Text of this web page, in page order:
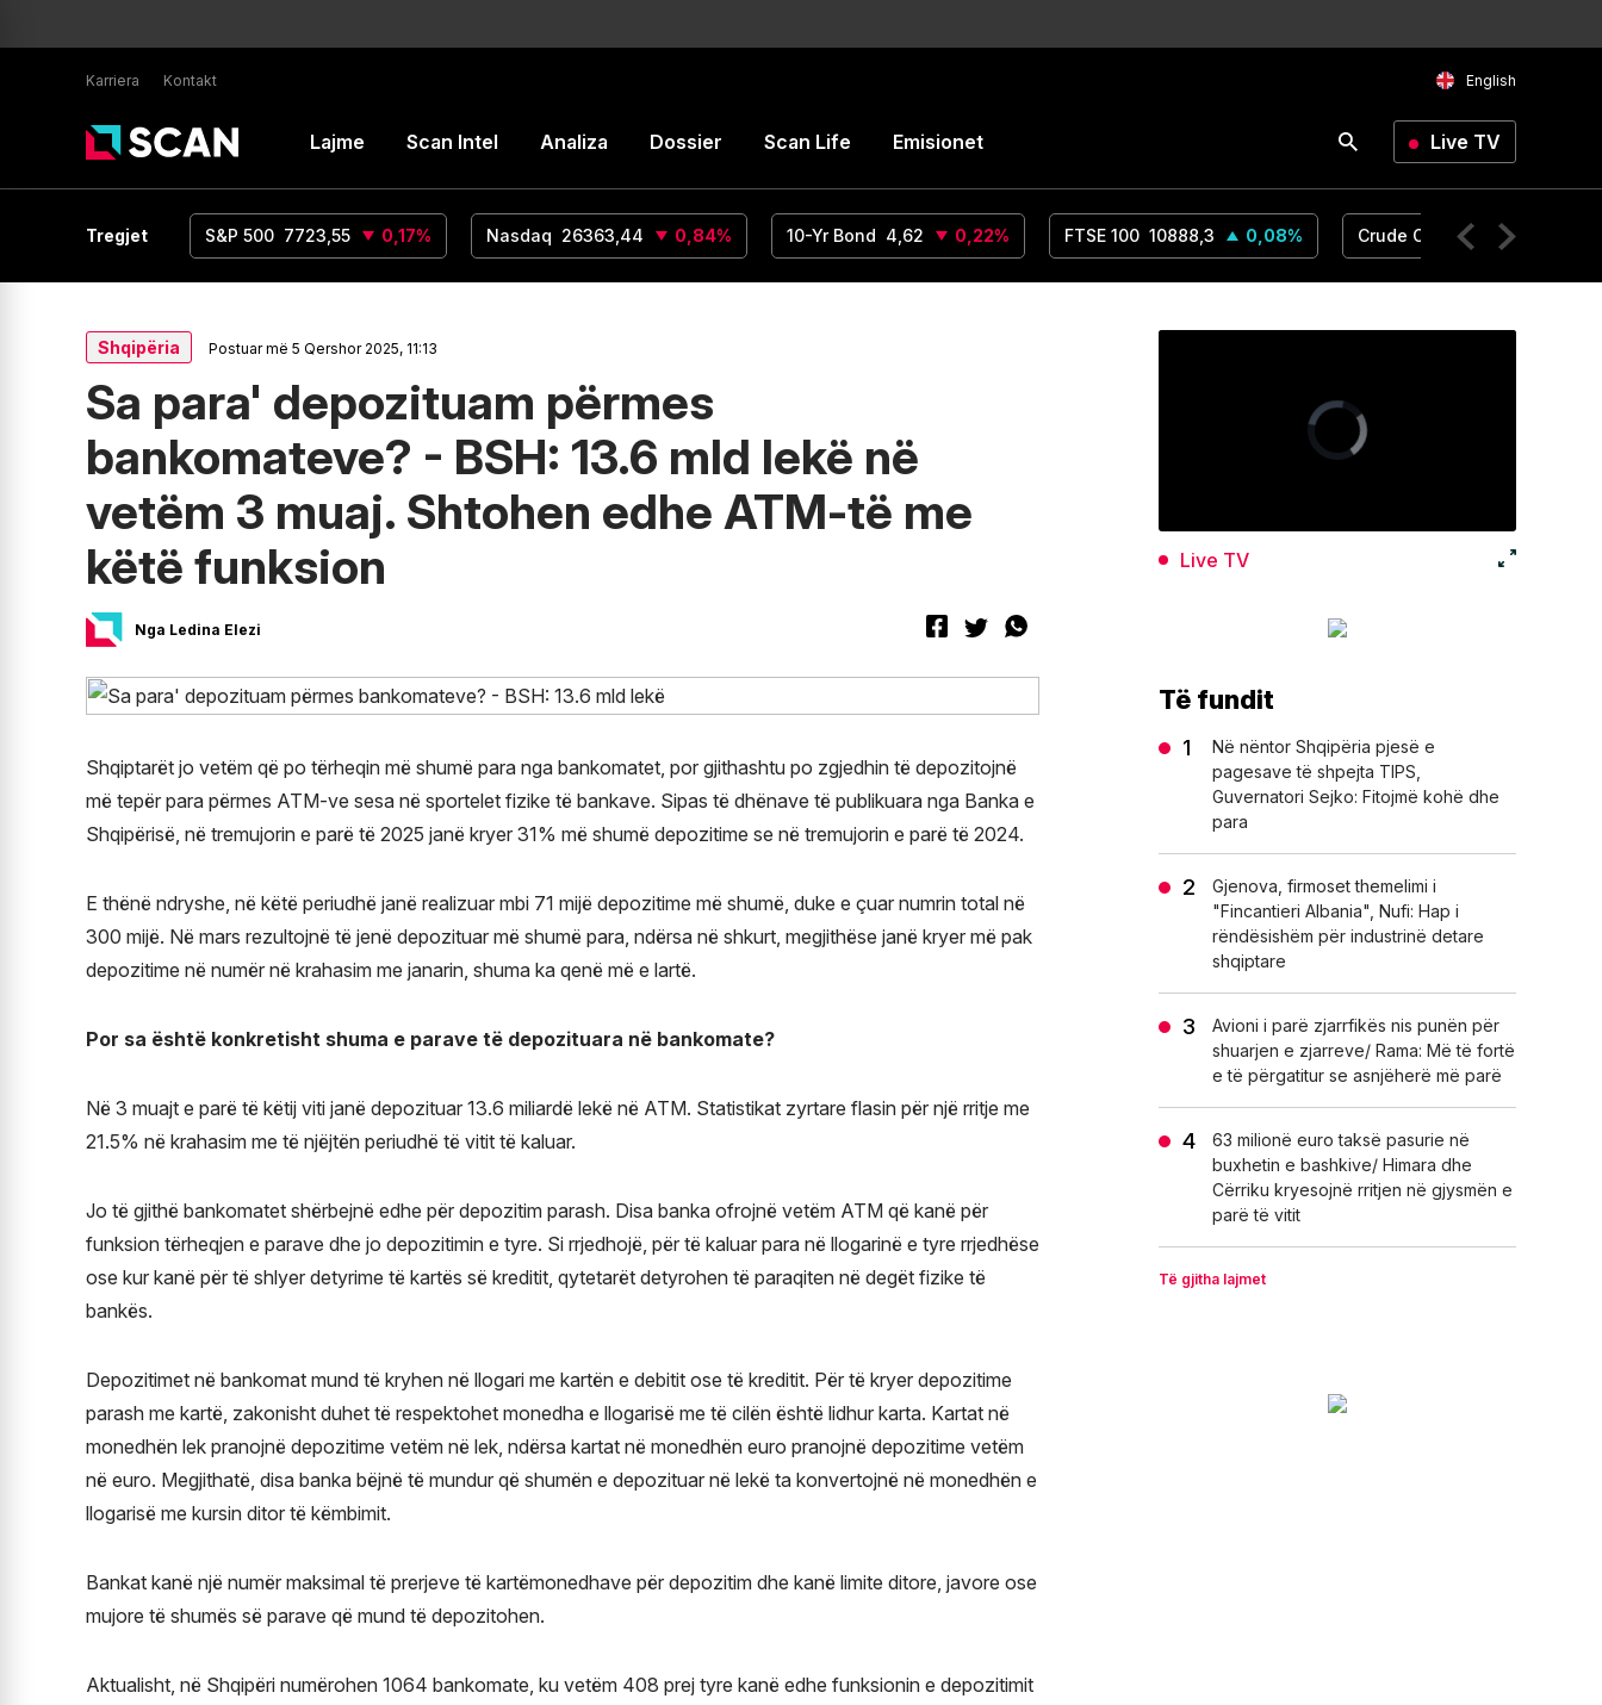
Karriera Kontakt English
Lajme Scan Intel Analiza Dossier Scan Life Emisionet Live TV
Tregjet
1,16 0% S&P 500 7723,55 0,17% Nasdaq 26363,44 0,84% 10-Yr Bond 4,62 0,22% FTSE 100 10888,3 0,08% Crude Oil 74,96
Shqipëria Postuar më 5 Qershor 2025, 11:13
Sa para' depozituam përmes
bankomateve? - BSH: 13.6 mld lekë në
vetëm 3 muaj. Shtohen edhe ATM-të me
këtë funksion
Nga Ledina Elezi
Shqiptarët jo vetëm që po tërheqin më shumë para nga bankomatet, por gjithashtu po zgjedhin të depozitojnë
më tepër para përmes ATM-ve sesa në sportelet fizike të bankave. Sipas të dhënave të publikuara nga Banka e
Shqipërisë, në tremujorin e parë të 2025 janë kryer 31% më shumë depozitime se në tremujorin e parë të 2024.
E thënë ndryshe, në këtë periudhë janë realizuar mbi 71 mijë depozitime më shumë, duke e çuar numrin total në
300 mijë. Në mars rezultojnë të jenë depozituar më shumë para, ndërsa në shkurt, megjithëse janë kryer më pak
depozitime në numër në krahasim me janarin, shuma ka qenë më e lartë.
Por sa është konkretisht shuma e parave të depozituara në bankomate?
Në 3 muajt e parë të këtij viti janë depozituar 13.6 miliardë lekë në ATM. Statistikat zyrtare flasin për një rritje me
21.5% në krahasim me të njëjtën periudhë të vitit të kaluar.
Jo të gjithë bankomatet shërbejnë edhe për depozitim parash. Disa banka ofrojnë vetëm ATM që kanë për
funksion tërheqjen e parave dhe jo depozitimin e tyre. Si rrjedhojë, për të kaluar para në llogarinë e tyre rrjedhëse
ose kur kanë për të shlyer detyrime të kartës së kreditit, qytetarët detyrohen të paraqiten në degët fizike të
bankës.
Depozitimet në bankomat mund të kryhen në llogari me kartën e debitit ose të kreditit. Për të kryer depozitime
parash me kartë, zakonisht duhet të respektohet monedha e llogarisë me të cilën është lidhur karta. Kartat në
monedhën lek pranojnë depozitime vetëm në lek, ndërsa kartat në monedhën euro pranojnë depozitime vetëm
në euro. Megjithatë, disa banka bëjnë të mundur që shumën e depozituar në lekë ta konvertojnë në monedhën e
llogarisë me kursin ditor të këmbimit.
Bankat kanë një numër maksimal të prerjeve të kartëmonedhave për depozitim dhe kanë limite ditore, javore ose
mujore të shumës së parave që mund të depozitohen.
Aktualisht, në Shqipëri numërohen 1064 bankomate, ku vetëm 408 prej tyre kanë edhe funksionin e depozitimit
Live TV
Të fundit
Në nëntor Shqipëria pjesë e
pagesave të shpejta TIPS,
Guvernatori Sejko: Fitojmë kohë dhe
para
Gjenova, firmoset themelimi i
"Fincantieri Albania", Nufi: Hap i
rëndësishëm për industrinë detare
shqiptare
Avioni i parë zjarrfikës nis punën për
shuarjen e zjarreve/ Rama: Më të fortë
e të përgatitur se asnjëherë më parë
63 milionë euro taksë pasurie në
buxhetin e bashkive/ Himara dhe
Cërriku kryesojnë rritjen në gjysmën e
parë të vitit
Të gjitha lajmet